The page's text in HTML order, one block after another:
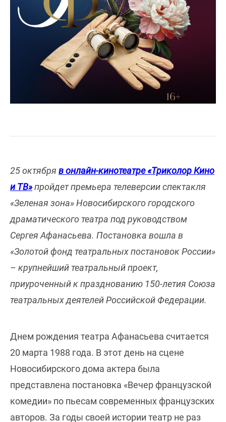
25 октября в онлайн-кинотеатре «Триколор Кино
и ТВ»пройдет премьера телеверсии спектакля
«Зеленая зона» Новосибирского городского
драматического театра под руководством
Сергея Афанасьева. Постановка вошла в
«Золотой фонд театральных постановок России»
– крупнейший театральный проект,
приуроченный к празднованию 150-летия Союза
театральных деятелей Российской Федерации.
Днем рождения театра Афанасьева считается
20 марта 1988 года. В этот день на сцене
Новосибирского дома актера была
представлена постановка «Вечер французской
комедии» по пьесам современных французских
авторов. За годы своей истории театр не раз